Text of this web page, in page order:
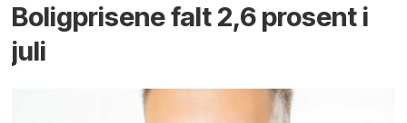
Boligprisene falt 2,6 prosent i
juli